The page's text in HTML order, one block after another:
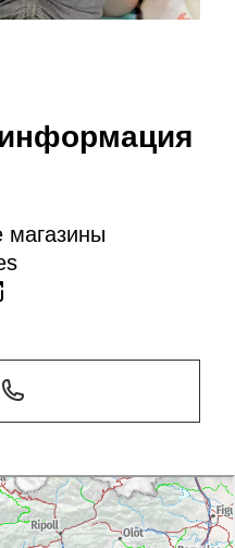
информация
магазины